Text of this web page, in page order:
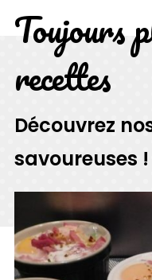
Toujours
recettes
Découvrez
savoureuses !